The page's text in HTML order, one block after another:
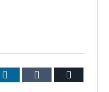
LinkedIn Tumblr